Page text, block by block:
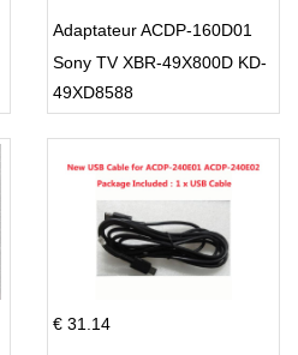
Adaptateur ACDP-160D01
Sony TV XBR-49X800D KD-
49XD8588
€ 31.14